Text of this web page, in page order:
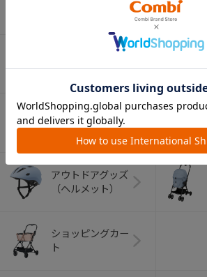
ン・フォーク
オーラルケア
（お口のケア）
アウトドアグッズ
（ヘルメット）
ショッピングカー
ト